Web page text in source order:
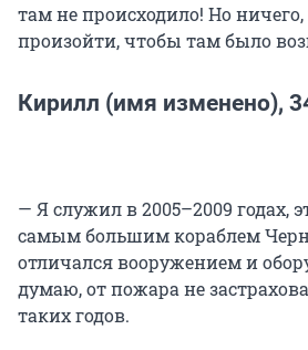
там не происходило! Но
произойти, чтобы там было
Кирилл (имя изменено),
— Я служил в 2005–2009 годах,
самым большим кораблем
отличался вооружением и
думаю, от пожара не
таких годов.